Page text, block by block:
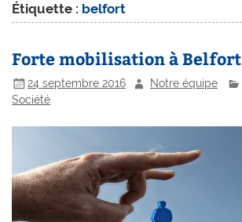
Étiquette : belfort
Forte mobilisation à Belfort
24 septembre 2016 Notre équipe
Société